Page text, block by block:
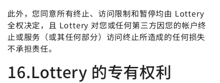
此外，您同意所有终止、访问限制和暂停均由 Lottery
全权决定，且 Lottery 对您或任何第三方因您的帐户终
止或服务（或其任何部分）访问终止所造成的任何损失
不承担责任。
16.Lottery 的专有权利